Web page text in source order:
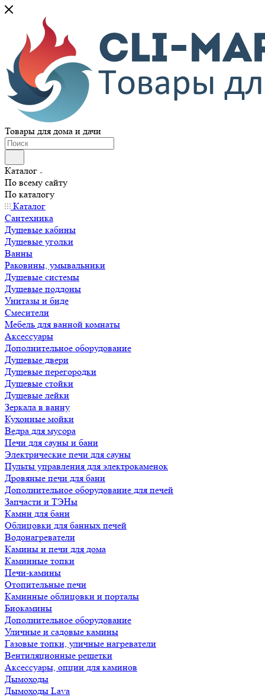
Товары для дома и дачи
Каталог
По всему сайту
По каталогу
Каталог
Сантехника
Душевые кабины
Душевые уголки
Ванны
Раковины, умывальники
Душевые системы
Душевые поддоны
Унитазы и биде
Смесители
Мебель для ванной комнаты
Аксессуары
Дополнительное оборудование
Душевые двери
Душевые перегородки
Душевые стойки
Душевые лейки
Зеркала в ванну
Кухонные мойки
Ведра для мусора
Печи для сауны и бани
Электрические печи для сауны
Пульты управления для электрокаменок
Дровяные печи для бани
Дополнительное оборудование для печей
Запчасти и ТЭНы
Камни для бани
Облицовки для банных печей
Водонагреватели
Камины и печи для дома
Каминные топки
Печи-камины
Отопительные печи
Каминные облицовки и порталы
Биокамины
Дополнительное оборудование
Уличные и садовые камины
Газовые топки, уличные нагреватели
Вентиляционные решетки
Аксессуары, опции для каминов
Дымоходы
Дымоходы Lava